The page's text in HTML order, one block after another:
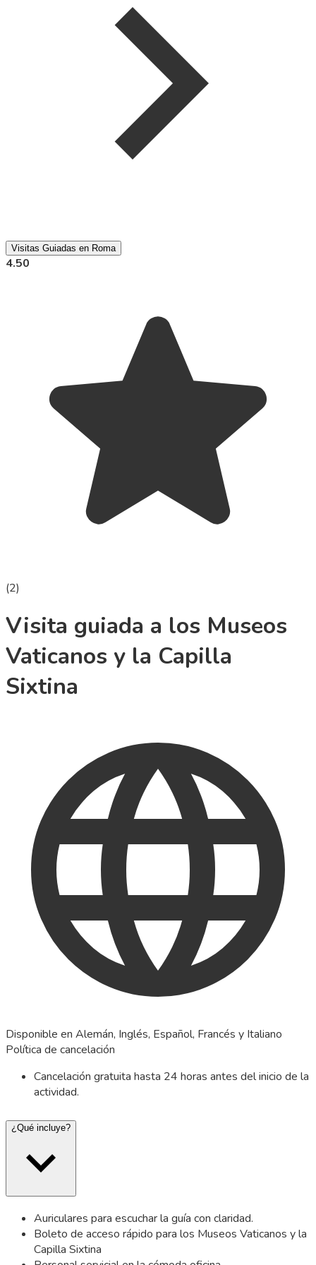
Visitas Guiadas en Roma
4.50
(2)
Visita guiada a los Museos
Vaticanos y la Capilla
Sixtina
Disponible en Alemán, Inglés, Español, Francés y Italiano
Política de cancelación
Cancelación gratuita hasta 24 horas antes del inicio de la
actividad.
¿Qué incluye?
Auriculares para escuchar la guía con claridad.
Boleto de acceso rápido para los Museos Vaticanos y la
Capilla Sixtina